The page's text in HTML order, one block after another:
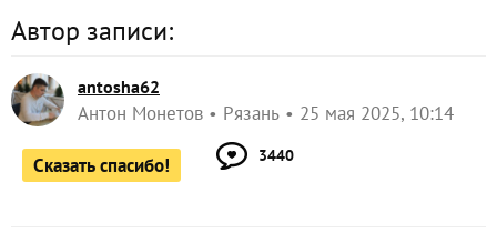
Автор записи:
antosha62
Антон Монетов Рязань 25 мая 2025, 10:14
Сказать спасибо! 3440